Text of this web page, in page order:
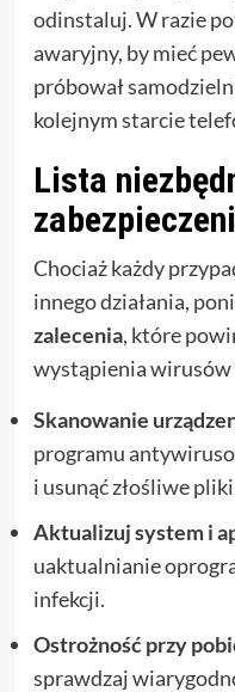
odinstaluj. W razie
awaryjny, by mieć
próbował
kolejnym starcie
Lista
Chociaż każdy
innego działania,
zalecenia, które
wystąpienia
Skanowanie
programu
i usunąć złośliwe
Aktualizuj system i
uaktualnianie
infekcji.
Ostrożność przy
sprawdzaj